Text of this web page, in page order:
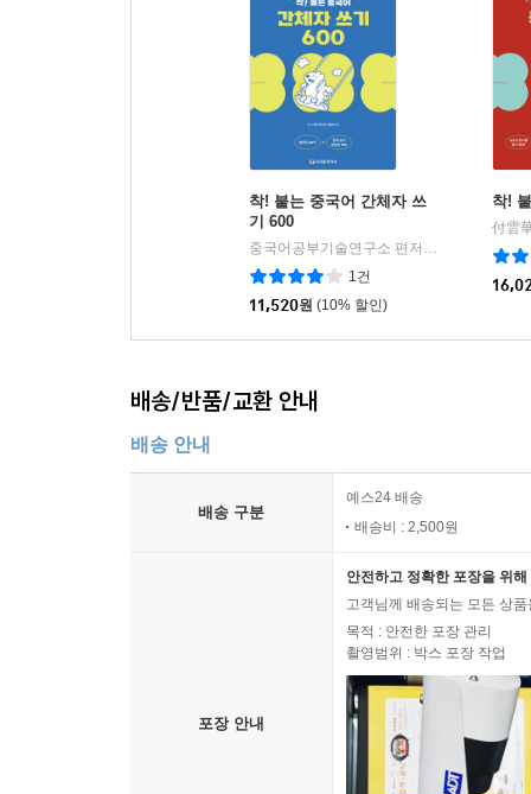
착! 붙는 중국어 간체자 쓰
기 600
중국어공부기술연구소 편저
| 시사중국어사
1건
11,520원 (10% 할인)
착!
배송/반품/교환 안내
배송 안내
배송 구분
예스24 배송
배송비 : 2,500원
포장 안내
안전하고 정확한 포장을 위
고객님께 배송되는 모든 상
목적 : 안전한 포장 관리
촬영범위 : 박스 포장 작업